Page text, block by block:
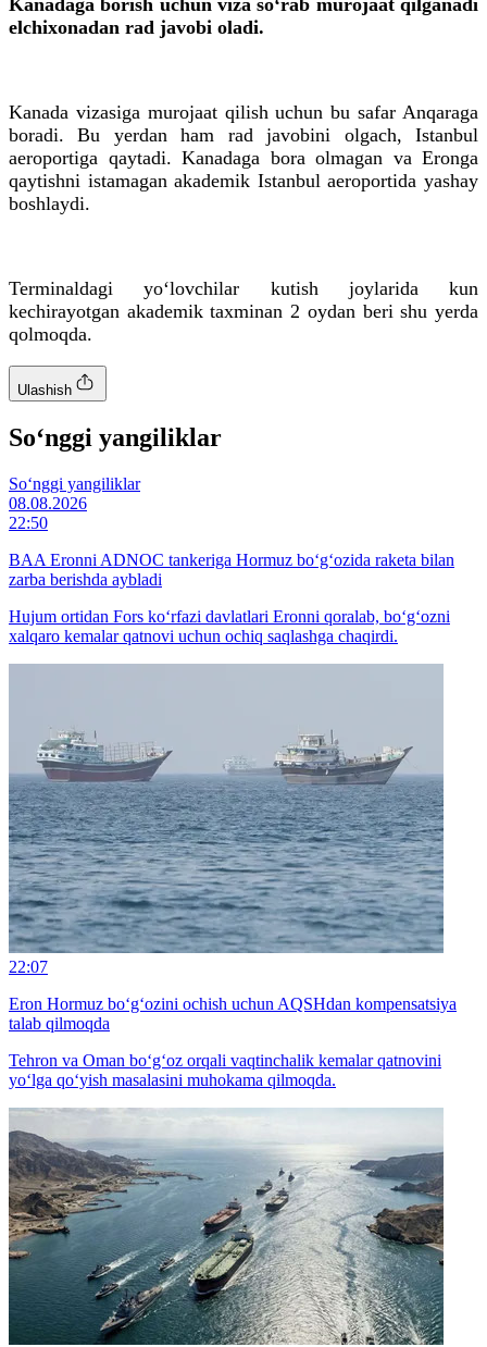
elchixonadan rad javobi oladi.
Kanada vizasiga murojaat qilish uchun bu safar Anqaraga
boradi. Bu yerdan ham rad javobini olgach, Istanbul
aeroportiga qaytadi. Kanadaga bora olmagan va Eronga
qaytishni istamagan akademik Istanbul aeroportida yashay
boshlaydi.
Terminaldagi yo‘lovchilar kutish joylarida kun
kechirayotgan akademik taxminan 2 oydan beri shu yerda
qolmoqda.
Ulashish
So‘nggi yangiliklar
So‘nggi yangiliklar
08.08.2026
22:50
BAA Eronni ADNOC tankeriga Hormuz bo‘g‘ozida raketa bilan
zarba berishda aybladi
Hujum ortidan Fors ko‘rfazi davlatlari Eronni qoralab, bo‘g‘ozni
xalqaro kemalar qatnovi uchun ochiq saqlashga chaqirdi.
22:07
Eron Hormuz bo‘g‘ozini ochish uchun AQSHdan kompensatsiya
talab qilmoqda
Tehron va Oman bo‘g‘oz orqali vaqtinchalik kemalar qatnovini
yo‘lga qo‘yish masalasini muhokama qilmoqda.